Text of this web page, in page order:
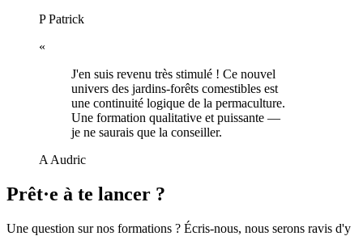
PPatrick
«
J'en suis revenu très stimulé ! Ce nouvel
univers des jardins-forêts comestibles est
une continuité logique de la permaculture.
Une formation qualitative et puissante —
je ne saurais que la conseiller.
A Audric
Prêt·e à te lancer ?
Une question sur nos formations ? Écris-nous, nous serons ravis d'y